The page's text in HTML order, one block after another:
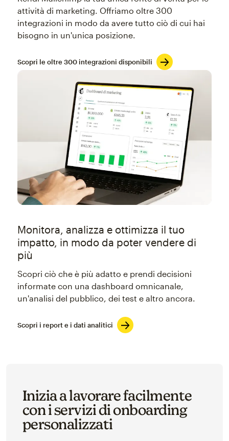
attività di marketing. Offriamo oltre 300
integrazioni in modo da avere tutto ciò di cui hai
bisogno in un'unica posizione.
Scopri le oltre 300 integrazioni disponibili
Monitora, analizza e ottimizza il tuo
impatto, in modo da poter vendere di
più
Scopri ciò che è più adatto e prendi decisioni
informate con una dashboard omnicanale,
un'analisi del pubblico, dei test e altro ancora.
Scopri i report e i dati analitici
Inizia a lavorare facilmente
con i servizi di onboarding
personalizzati